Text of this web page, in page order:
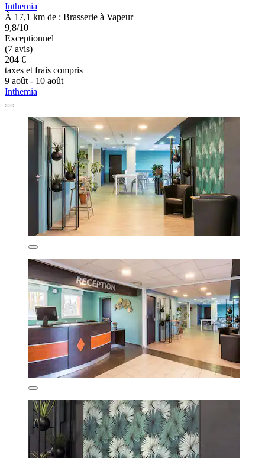
Inthemia
À 17,1 km de : Brasserie à Vapeur
9,8/10
Exceptionnel
(7 avis)
204 €
taxes et frais compris
9 août - 10 août
Inthemia